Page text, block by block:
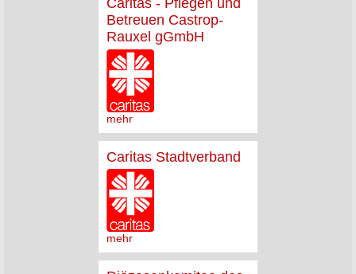
Caritas - Pflegen und
Betreuen Castrop-
Rauxel gGmbH
mehr
Caritas Stadtverband
mehr